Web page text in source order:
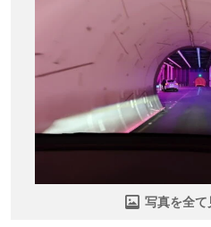
写真を全て